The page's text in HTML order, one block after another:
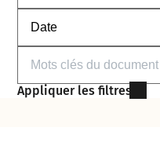
Filtrer par date
Filtrer par mots-clés
Appliquer les filtres